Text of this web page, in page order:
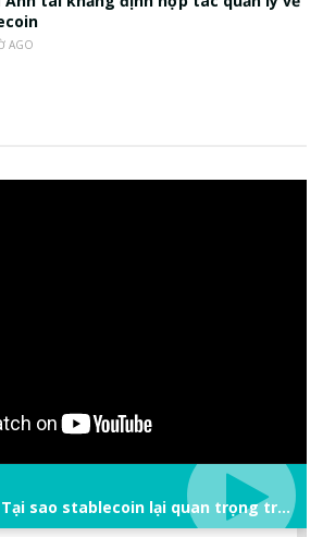
AGO
Stablecoin là gì? Tại sao stablecoin lại quan trọng trong thị trường crypto? | Phổ cập Blockchain